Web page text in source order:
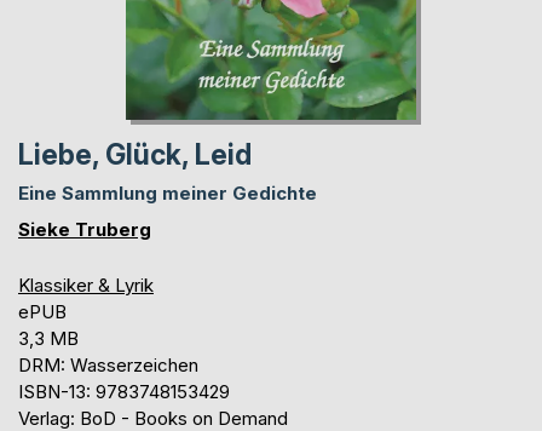
Liebe, Glück, Leid
Eine Sammlung meiner Gedichte
Sieke Truberg
Klassiker & Lyrik
ePUB
3,3 MB
DRM: Wasserzeichen
ISBN-13: 9783748153429
Verlag: BoD - Books on Demand